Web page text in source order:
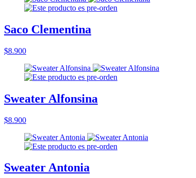
Saco Clementina
$8.900
Sweater Alfonsina
$8.900
Sweater Antonia